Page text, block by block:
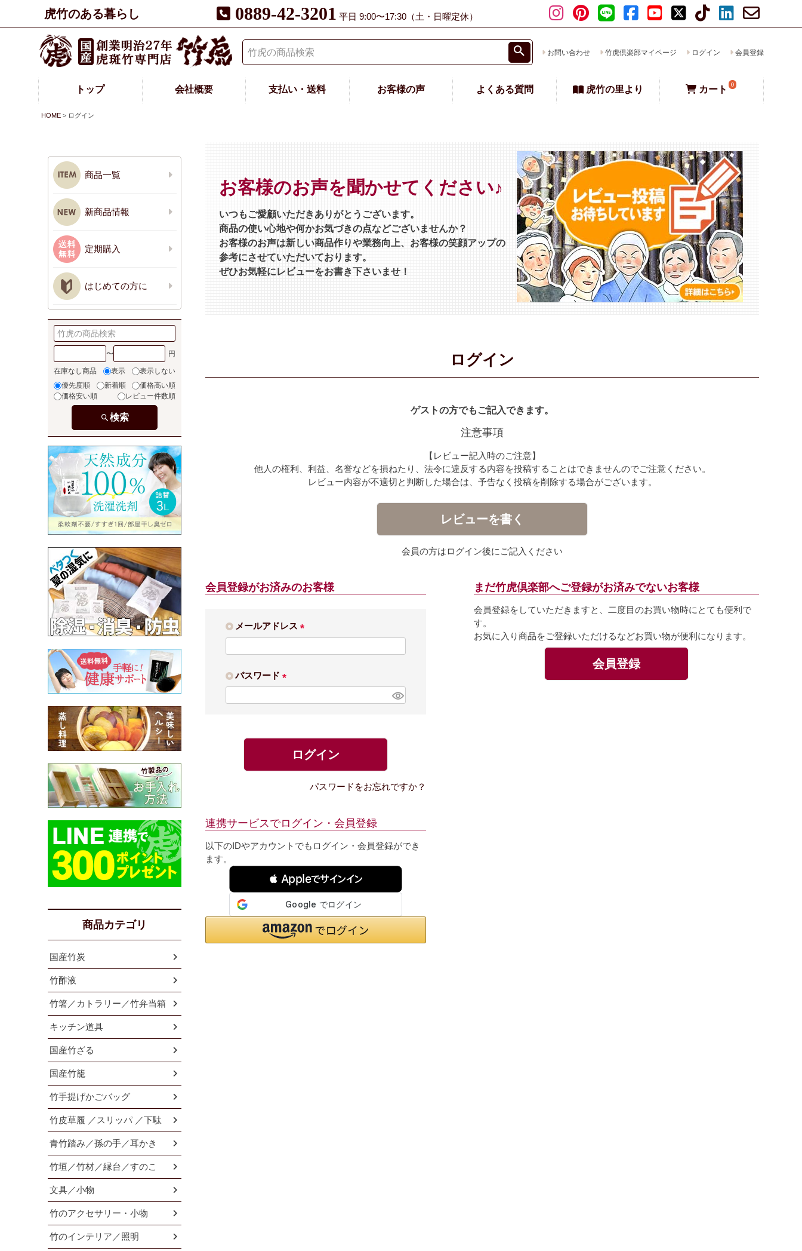
虎竹のある暮らし 0889-42-3201 平日 9:00〜17:30（土・日曜定休）
お問い合わせ 竹虎倶楽部マイページ ログイン 会員登録
トップ 会社概要 支払い・送料 お客様の声 よくある質問 虎竹の里より カート 0
HOME ログイン
商品一覧
新商品情報
定期購入
はじめての方に
〜
在庫なし商品 表示
表示しない
優先度順
新着順
価格高い順
価格安い順
レビュー件数順
検索
商品カテゴリ
国産竹炭
竹酢液
竹箸／カトラリー／竹弁当箱
キッチン道具
国産竹ざる
国産竹籠
竹手提げかごバッグ
竹皮草履 ／スリッパ ／下駄
青竹踏み／孫の手／耳かき
竹垣／竹材／縁台／すのこ
文具／小物
竹のアクセサリー・小物
竹のインテリア／照明
お客様のお声を聞かせてください♪
いつもご愛顧いただきありがとうございます。
商品の使い心地や何かお気づきの点などございませんか？
お客様のお声は新しい商品作りや業務向上、お客様の笑顔アップの
参考にさせていただいております。
ぜひお気軽にレビューをお書き下さいませ！
ログイン
ゲストの方でもご記入できます。
注意事項
【レビュー記入時のご注意】
他人の権利、利益、名誉などを損ねたり、法令に違反する内容を投稿することはできませんのでご注意ください。
レビュー内容が不適切と判断した場合は、予告なく投稿を削除する場合がございます。
レビューを書く
会員の方はログイン後にご記入ください
会員登録がお済みのお客様
メールアドレス
必
パスワード
必
ログイン
パスワードをお忘れですか？
連携サービスでログイン・会員登録
以下のIDやアカウントでもログイン・会員登録ができ
ます。
 Appleでサインイン
まだ竹虎倶楽部へご登録がお済みでないお客様
会員登録をしていただきますと、二度目のお買い物時にとても便利で
す。
お気に入り商品をご登録いただけるなどお買い物が便利になります。
会員登録